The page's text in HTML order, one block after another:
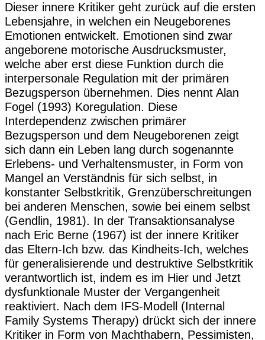
Dieser innere Kritiker geht zurück auf die ersten
Lebensjahre, in welchen ein Neugeborenes
Emotionen entwickelt. Emotionen sind zwar
angeborene motorische Ausdrucksmuster,
welche aber erst diese Funktion durch die
interpersonale Regulation mit der primären
Bezugsperson übernehmen. Dies nennt Alan
Fogel (1993) Koregulation. Diese
Interdependenz zwischen primärer
Bezugsperson und dem Neugeborenen zeigt
sich dann ein Leben lang durch sogenannte
Erlebens- und Verhaltensmuster, in Form von
Mangel an Verständnis für sich selbst, in
konstanter Selbstkritik, Grenzüberschreitungen
bei anderen Menschen, sowie bei einem selbst
(Gendlin, 1981). In der Transaktionsanalyse
nach Eric Berne (1967) ist der innere Kritiker
das Eltern-Ich bzw. das Kindheits-Ich, welches
für generalisierende und destruktive Selbstkritik
verantwortlich ist, indem es im Hier und Jetzt
dysfunktionale Muster der Vergangenheit
reaktiviert. Nach dem IFS-Modell (Internal
Family Systems Therapy) drückt sich der innere
Kritiker in Form von Machthabern, Pessimisten,